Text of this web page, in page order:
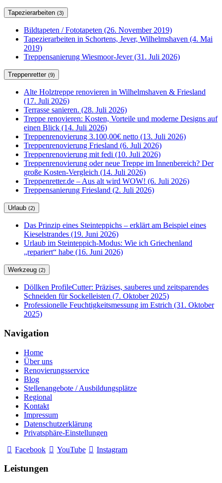
Tapezierarbeiten (3)
Bildtapeten / Fototapeten (26. November 2019)
Tapezierarbeiten in Schortens, Jever, Wilhelmshaven (4. Mai
2019)
Treppensanierung Wiesmoor-Jever (31. Juli 2026)
Treppenretter (9)
Alte Holztreppe renovieren in Wilhelmshaven & Friesland
(17. Juli 2026)
Terrasse sanieren. (28. Juli 2026)
Treppe renovieren: Kosten, Vorteile und moderne Designs auf
einen Blick (14. Juli 2026)
Treppenrenovierung 3.100,00€ netto (13. Juli 2026)
Treppenrenovierung Friesland (6. Juli 2026)
Treppenrenovierung mit fedi (10. Juli 2026)
Treppenrenovierung oder neue Treppe im Innenbereich? Der
große Kosten-Vergleich (14. Juli 2026)
Treppenretter.de – Aus alt wird WOW! (6. Juli 2026)
Treppensanierung Friesland (2. Juli 2026)
Urlaub (2)
Das Prinzip eines Steinteppichs – erklärt am Beispiel eines
Kieselstrandes (19. Juni 2026)
Urlaub im Steinteppich-Modus: Wie ich Griechenland
„repariert“ habe (16. Juni 2026)
Werkzeug (2)
Döllken ProfileCutter: Präzises, sauberes und zeitsparendes
Schneiden für Sockelleisten (7. Oktober 2025)
Professionelle Feuchtigkeitsmessung im Estrich (31. Oktober
2025)
Navigation
Home
Über uns
Renovierungsservice
Blog
Stellenangebote / Ausbildungsplätze
Regional
Kontakt
Impressum
Datenschutzerklärung
Privatsphäre-Einstellungen
Facebook
YouTube Instagram
Leistungen